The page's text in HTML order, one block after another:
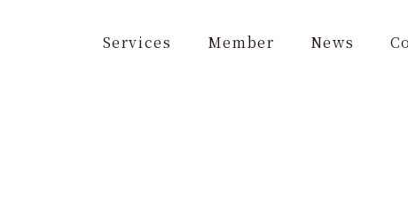
Services Member News